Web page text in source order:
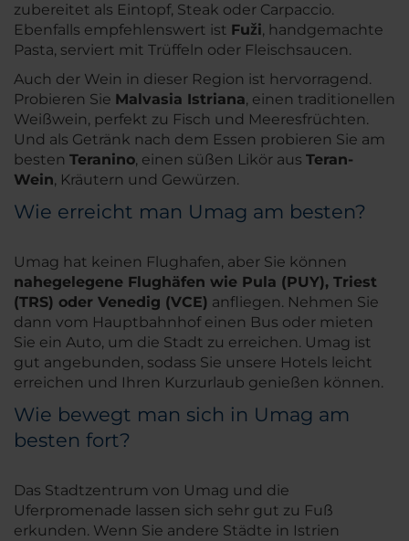
zubereitet als Eintopf, Steak oder Carpaccio.
Ebenfalls empfehlenswert ist Fuži, handgemachte
Pasta, serviert mit Trüffeln oder Fleischsaucen.
Auch der Wein in dieser Region ist hervorragend.
Probieren Sie Malvasia Istriana, einen traditionellen
Weißwein, perfekt zu Fisch und Meeresfrüchten.
Und als Getränk nach dem Essen probieren Sie am
besten Teranino, einen süßen Likör aus Teran-
Wein, Kräutern und Gewürzen.
Wie erreicht man Umag am besten?
Umag hat keinen Flughafen, aber Sie können
nahegelegene Flughäfen wie Pula (PUY), Triest
(TRS) oder Venedig (VCE) anfliegen. Nehmen Sie
dann vom Hauptbahnhof einen Bus oder mieten
Sie ein Auto, um die Stadt zu erreichen. Umag ist
gut angebunden, sodass Sie unsere Hotels leicht
erreichen und Ihren Kurzurlaub genießen können.
Wie bewegt man sich in Umag am
besten fort?
Das Stadtzentrum von Umag und die
Uferpromenade lassen sich sehr gut zu Fuß
erkunden. Wenn Sie andere Städte in Istrien